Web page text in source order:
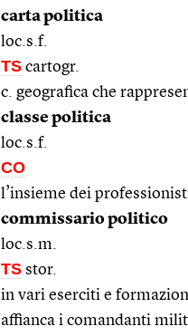
carta politica
loc.s.f.
TS cartogr.
c. geografica che
classe politica
loc.s.f.
CO
l’insieme dei
commissario politico
loc.s.m.
TS stor.
in vari eserciti e
affianca i comandanti